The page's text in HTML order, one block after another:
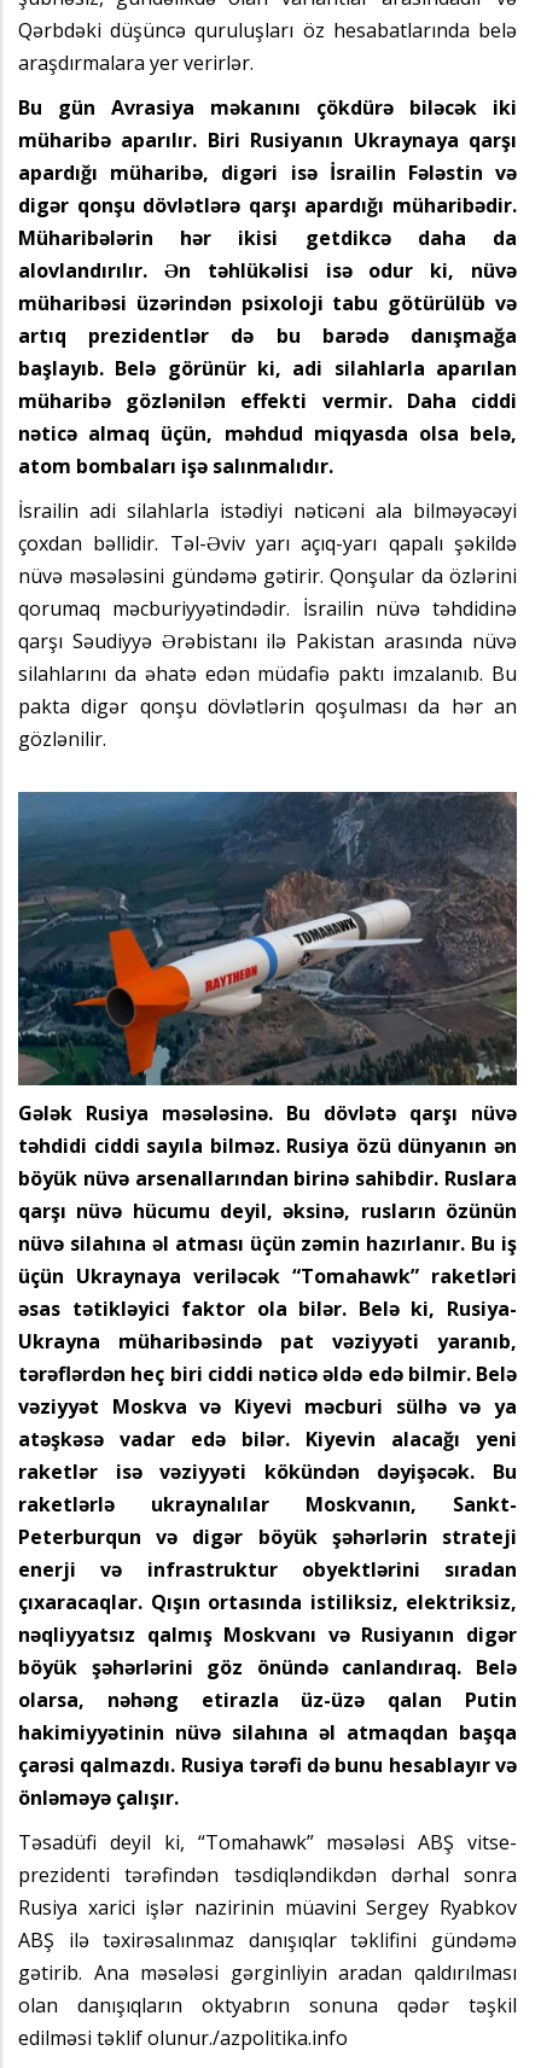
Qərbdəki düşüncə quruluşları öz hesabatlarında belə
araşdırmalara yer verirlər.
Bu gün Avrasiya məkanını çökdürə biləcək iki
müharibə aparılır. Biri Rusiyanın Ukraynaya qarşı
apardığı müharibə, digəri isə İsrailin Fələstin və
digər qonşu dövlətlərə qarşı apardığı müharibədir.
Müharibələrin hər ikisi getdikcə daha da
alovlandırılır. Ən təhlükəlisi isə odur ki, nüvə
müharibəsi üzərindən psixoloji tabu götürülüb və
artıq prezidentlər də bu barədə danışmağa
başlayıb. Belə görünür ki, adi silahlarla aparılan
müharibə gözlənilən effekti vermir. Daha ciddi
nəticə almaq üçün, məhdud miqyasda olsa belə,
atom bombaları işə salınmalıdır.
İsrailin adi silahlarla istədiyi nəticəni ala bilməyəcəyi
çoxdan bəllidir. Təl-Əviv yarı açıq-yarı qapalı şəkildə
nüvə məsələsini gündəmə gətirir. Qonşular da özlərini
qorumaq məcburiyyətindədir. İsrailin nüvə təhdidinə
qarşı Səudiyyə Ərəbistanı ilə Pakistan arasında nüvə
silahlarını da əhatə edən müdafiə paktı imzalanıb. Bu
pakta digər qonşu dövlətlərin qoşulması da hər an
gözlənilir.
Gələk Rusiya məsələsinə. Bu dövlətə qarşı nüvə
təhdidi ciddi sayıla bilməz. Rusiya özü dünyanın ən
böyük nüvə arsenallarından birinə sahibdir. Ruslara
qarşı nüvə hücumu deyil, əksinə, rusların özünün
nüvə silahına əl atması üçün zəmin hazırlanır. Bu iş
üçün Ukraynaya veriləcək “Tomahawk” raketləri
əsas tətikləyici faktor ola bilər. Belə ki, Rusiya-
Ukrayna müharibəsində pat vəziyyəti yaranıb,
tərəflərdən heç biri ciddi nəticə əldə edə bilmir. Belə
vəziyyət Moskva və Kiyevi məcburi sülhə və ya
atəşkəsə vadar edə bilər. Kiyevin alacağı yeni
raketlər isə vəziyyəti kökündən dəyişəcək. Bu
raketlərlə ukraynalılar Moskvanın, Sankt-
Peterburqun və digər böyük şəhərlərin strateji
enerji və infrastruktur obyektlərini sıradan
çıxaracaqlar. Qışın ortasında istiliksiz, elektriksiz,
nəqliyyatsız qalmış Moskvanı və Rusiyanın digər
böyük şəhərlərini göz önündə canlandıraq. Belə
olarsa, nəhəng etirazla üz-üzə qalan Putin
hakimiyyətinin nüvə silahına əl atmaqdan başqa
çarəsi qalmazdı. Rusiya tərəfi də bunu hesablayır və
önləməyə çalışır.
Təsadüfi deyil ki, “Tomahawk” məsələsi ABŞ vitse-
prezidenti tərəfindən təsdiqləndikdən dərhal sonra
Rusiya xarici işlər nazirinin müavini Sergey Ryabkov
ABŞ ilə təxirəsalınmaz danışıqlar təklifini gündəmə
gətirib. Ana məsələsi gərginliyin aradan qaldırılması
olan danışıqların oktyabrın sonuna qədər təşkil
edilməsi təklif olunur./azpolitika.info